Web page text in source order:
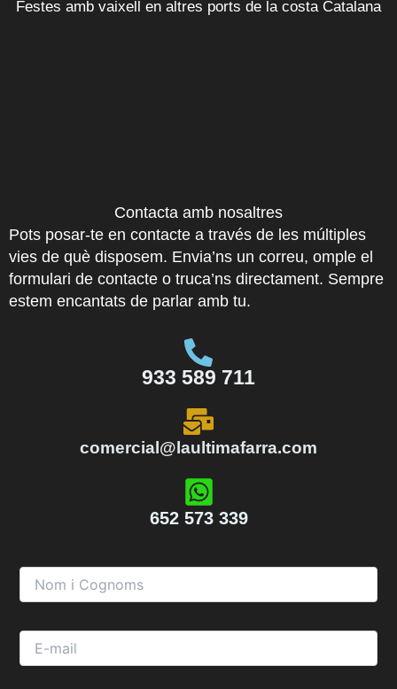
Festes amb vaixell en altres ports de la costa Catalana
Contacta amb nosaltres
Pots posar-te en contacte a través de les múltiples
vies de què disposem. Envia’ns un correu, omple el
formulari de contacte o truca’ns directament. Sempre
estem encantats de parlar amb tu.
933 589 711
comercial@laultimafarra.com
652 573 339